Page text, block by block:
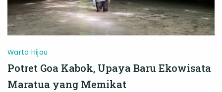
Warta Hijau
Potret Goa Kabok, Upaya Baru Ekowisata
Maratua yang Memikat